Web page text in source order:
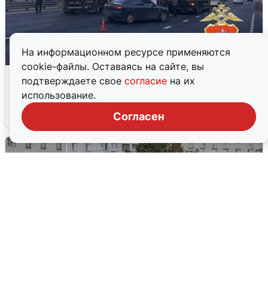
На информационном ресурсе применяются
cookie-файлы. Оставаясь на сайте, вы
подтверждаете свое согласие на их
использование.
Согласен
Пять машин столкнулись на
Дмитровском шоссе в Подмосковье
4 августа